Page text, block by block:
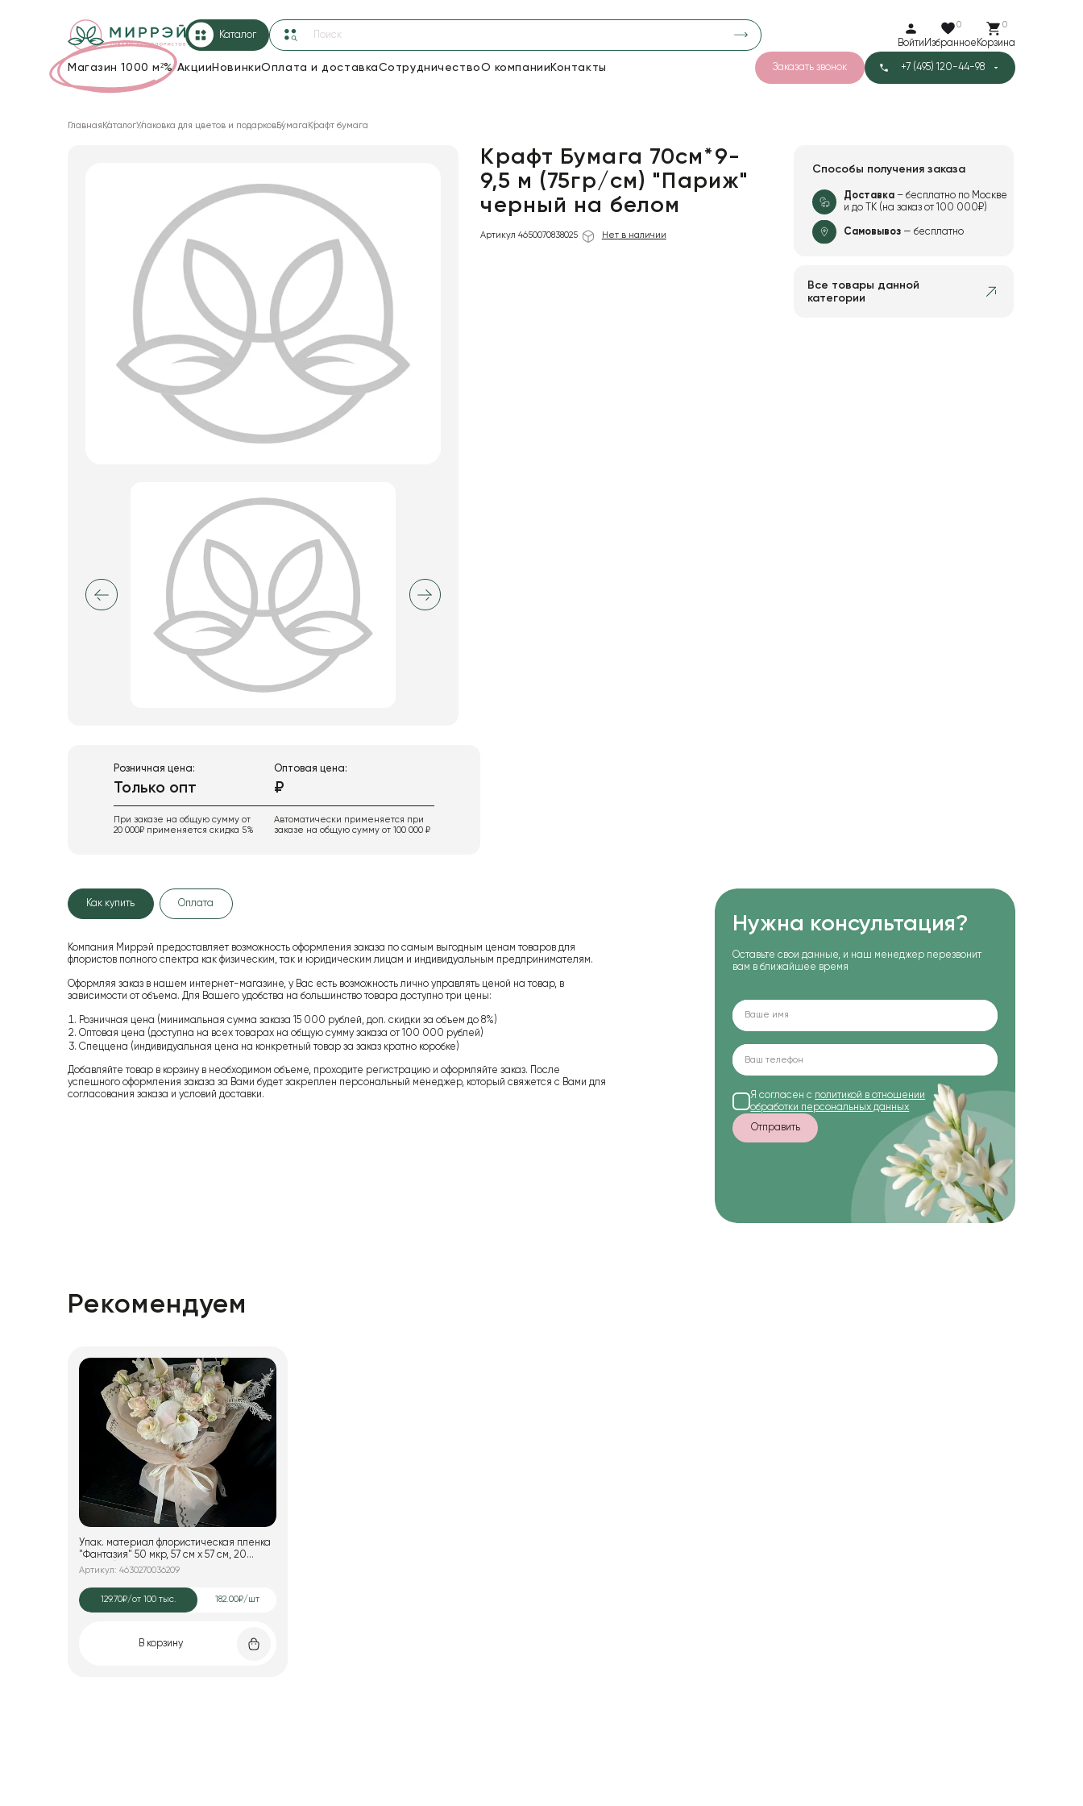
Каталог
Войти
0
Избранное
0
Корзина
Магазин 1000 м²%Акции НовинкиОплата и доставкаСотрудничествоО компании Контакты Заказать звонок +7 (495) 120-44-98
Пленка
18
Сетка 7 Бархат1
Декор для дома
Товары для флористов
Пакеты для цветов и подарков
Изделия из металла
Искусственные цветы и растения
Главная КаталогУпаковка для цветов и подарковБумага Крафт бумага
Крафт Бумага 70см*9-
9,5 м (75гр/см) "Париж"
черный на белом
Артикул 4650070838025 Нет в наличии
Розничная цена:
Только опт
При заказе на общую сумму от
20 000₽ применяется скидка 5%
Оптовая цена:
₽
Автоматически применяется при
заказе на общую сумму от 100 000 ₽
Способы получения заказа
Доставка– бесплатно по Москве
и до ТК (на заказ от 100 000₽)
Самовывоз— бесплатно
Все товары данной
категории
Как купить Оплата
Компания Миррэй предоставляет возможность оформления заказа по самым выгодным ценам товаров для
флористов полного спектра как физическим, так и юридическим лицам и индивидуальным предпринимателям.
Оформляя заказ в нашем интернет-магазине, у Вас есть возможность лично управлять ценой на товар, в
зависимости от объема. Для Вашего удобства на большинство товара доступно три цены:
Розничная цена (минимальная сумма заказа 15 000 рублей, доп. скидки за объем до 8%)
Оптовая цена (доступна на всех товарах на общую сумму заказа от 100 000 рублей)
Спеццена (индивидуальная цена на конкретный товар за заказ кратно коробке)
Добавляйте товар в корзину в необходимом объеме, проходите регистрацию и оформляйте заказ. После
успешного оформления заказа за Вами будет закреплен персональный менеджер, который свяжется с Вами для
согласования заказа и условий доставки.
Нужна консультация?
Оставьте свои данные, и наш менеджер перезвонит
вам в ближайшее время
Я согласен с политикой в отношении
обработки персональных данных
Отправить
Рекомендуем
Упак. материал флористическая пленка
"Фантазия" 50 мкр, 57 см х 57 см, 20
листов/упак., пудровый
Артикул: 4630270036209
129.70₽/от 100 тыс. 182.00₽/шт
В корзину